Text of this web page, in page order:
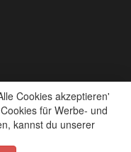
Cookies akzeptieren'
für Werbe- und
kannst du unserer